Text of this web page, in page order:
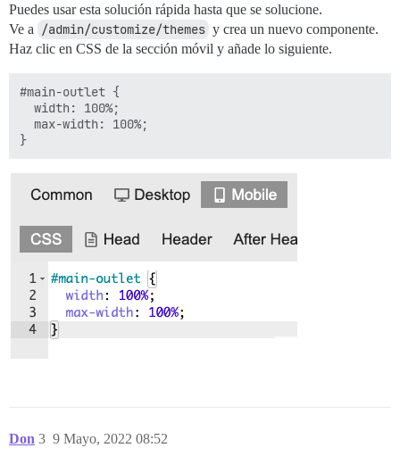
Puedes usar esta solución rápida hasta que se solucione.
Ve a
/admin/customize/themes y crea un nuevo componente.
Haz clic en CSS de la sección móvil y añade lo siguiente.
#main-outlet {
  width: 100%;
  max-width: 100%;
Don 9 Mayo, 2022 08:52
3